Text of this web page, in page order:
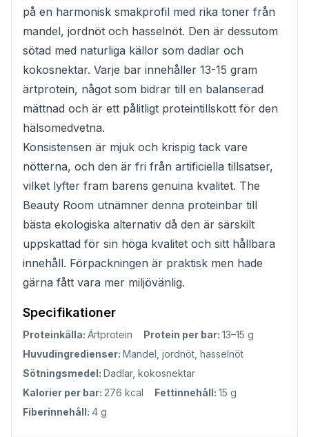
på en harmonisk smakprofil med rika toner från
mandel, jordnöt och hasselnöt. Den är dessutom
sötad med naturliga källor som dadlar och
kokosnektar. Varje bar innehåller 13-15 gram
ärtprotein, något som bidrar till en balanserad
mättnad och är ett pålitligt proteintillskott för den
hälsomedvetna.
Konsistensen är mjuk och krispig tack vare
nötterna, och den är fri från artificiella tillsatser,
vilket lyfter fram barens genuina kvalitet. The
Beauty Room utnämner denna proteinbar till
bästa ekologiska alternativ då den är särskilt
uppskattad för sin höga kvalitet och sitt hållbara
innehåll. Förpackningen är praktisk men hade
gärna fått vara mer miljövänlig.
Specifikationer
Proteinkälla: Ärtprotein Protein per bar: 13–15 g
Huvudingredienser: Mandel, jordnöt, hasselnöt
Sötningsmedel: Dadlar, kokosnektar
Kalorier per bar: 276 kcal Fettinnehåll: 15 g
Fiberinnehåll: 4 g